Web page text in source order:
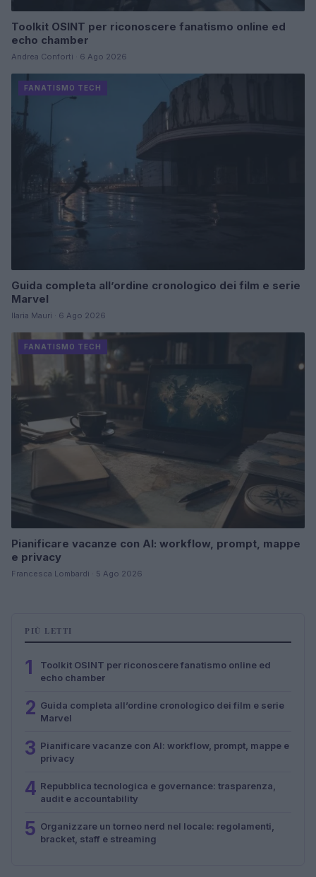
Toolkit OSINT per riconoscere fanatismo online ed
echo chamber
Andrea Conforti · 6 Ago 2026
FANATISMO TECH
Guida completa all’ordine cronologico dei film e serie
Marvel
Ilaria Mauri · 6 Ago 2026
FANATISMO TECH
Pianificare vacanze con AI: workflow, prompt, mappe
e privacy
Francesca Lombardi · 5 Ago 2026
PIÙ LETTI
1
Toolkit OSINT per riconoscere fanatismo online ed
echo chamber
2 Guida completa all’ordine cronologico dei film e serie
Marvel
3 Pianificare vacanze con AI: workflow, prompt, mappe e
privacy
4 Repubblica tecnologica e governance: trasparenza,
audit e accountability
5 Organizzare un torneo nerd nel locale: regolamenti,
bracket, staff e streaming